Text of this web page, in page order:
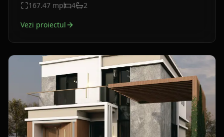
167.47 mp 4 2
Vezi proiectul